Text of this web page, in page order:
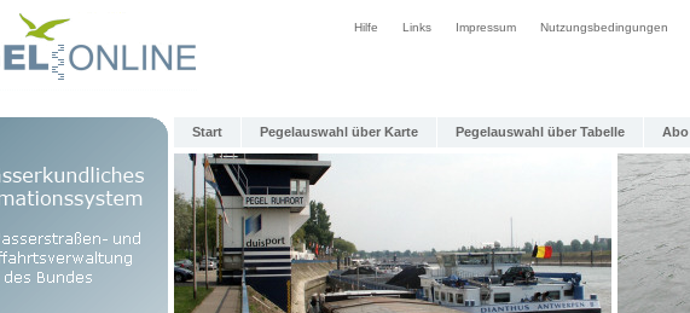
Hilfe Links Impressum Nutzungsbedingungen
Start Pegelauswahl über Karte Pegelauswahl über Tabelle Abo